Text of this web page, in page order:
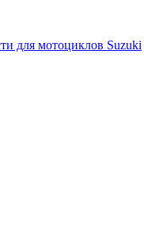
для мотоциклов Suzuki